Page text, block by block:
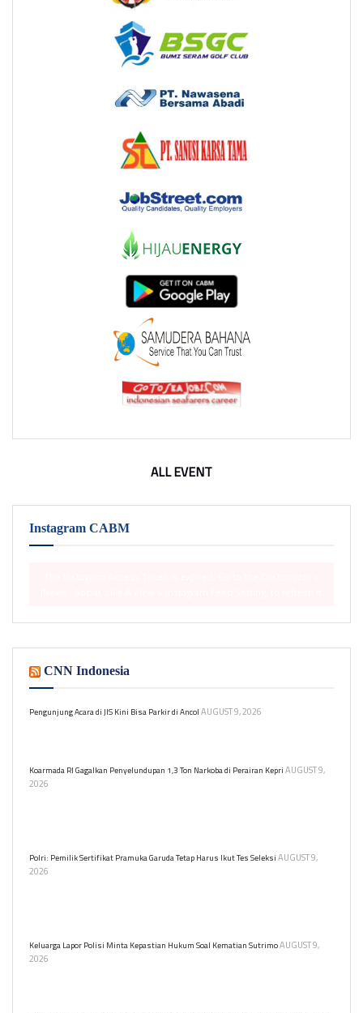
ALL EVENT
Instagram CABM
CNN Indonesia
Pengunjung Acara di JIS Kini Bisa Parkir di AncolAUGUST 9, 2026
Koarmada RI Gagalkan Penyelundupan 1,3 Ton Narkoba di Perairan KepriAUGUST 9,
2026
Polri: Pemilik Sertifikat Pramuka Garuda Tetap Harus Ikut Tes SeleksiAUGUST 9,
2026
Keluarga Lapor Polisi Minta Kepastian Hukum Soal Kematian SutrimoAUGUST 9,
2026